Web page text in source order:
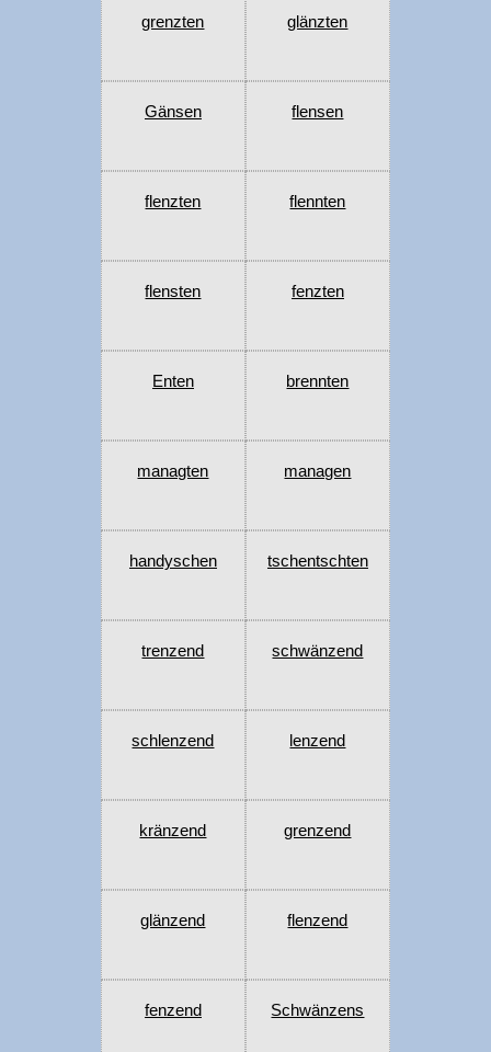
grenzten glänzten
Gänsen flensen
flenzten flennten
flensten fenzten
Enten brennten
managten managen
handyschen tschentschten
trenzend schwänzend
schlenzend lenzend
kränzend grenzend
glänzend flenzend
fenzend Schwänzens